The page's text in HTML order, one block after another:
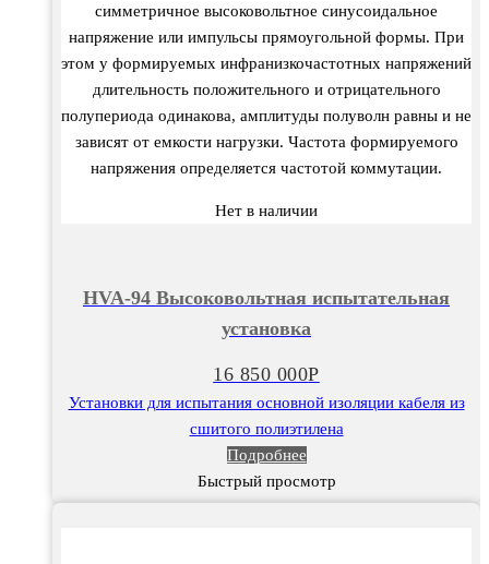
симметричное высоковольтное синусоидальное
напряжение или импульсы прямоугольной формы. При
этом у формируемых инфранизкочастотных напряжений
длительность положительного и отрицательного
полупериода одинакова, амплитуды полуволн равны и не
зависят от емкости нагрузки. Частота формируемого
напряжения определяется частотой коммутации.
Нет в наличии
HVA-94 Высоковольтная испытательная
установка
16 850 000Р
Установки для испытания основной изоляции кабеля из
сшитого полиэтилена
Подробнее
Быстрый просмотр